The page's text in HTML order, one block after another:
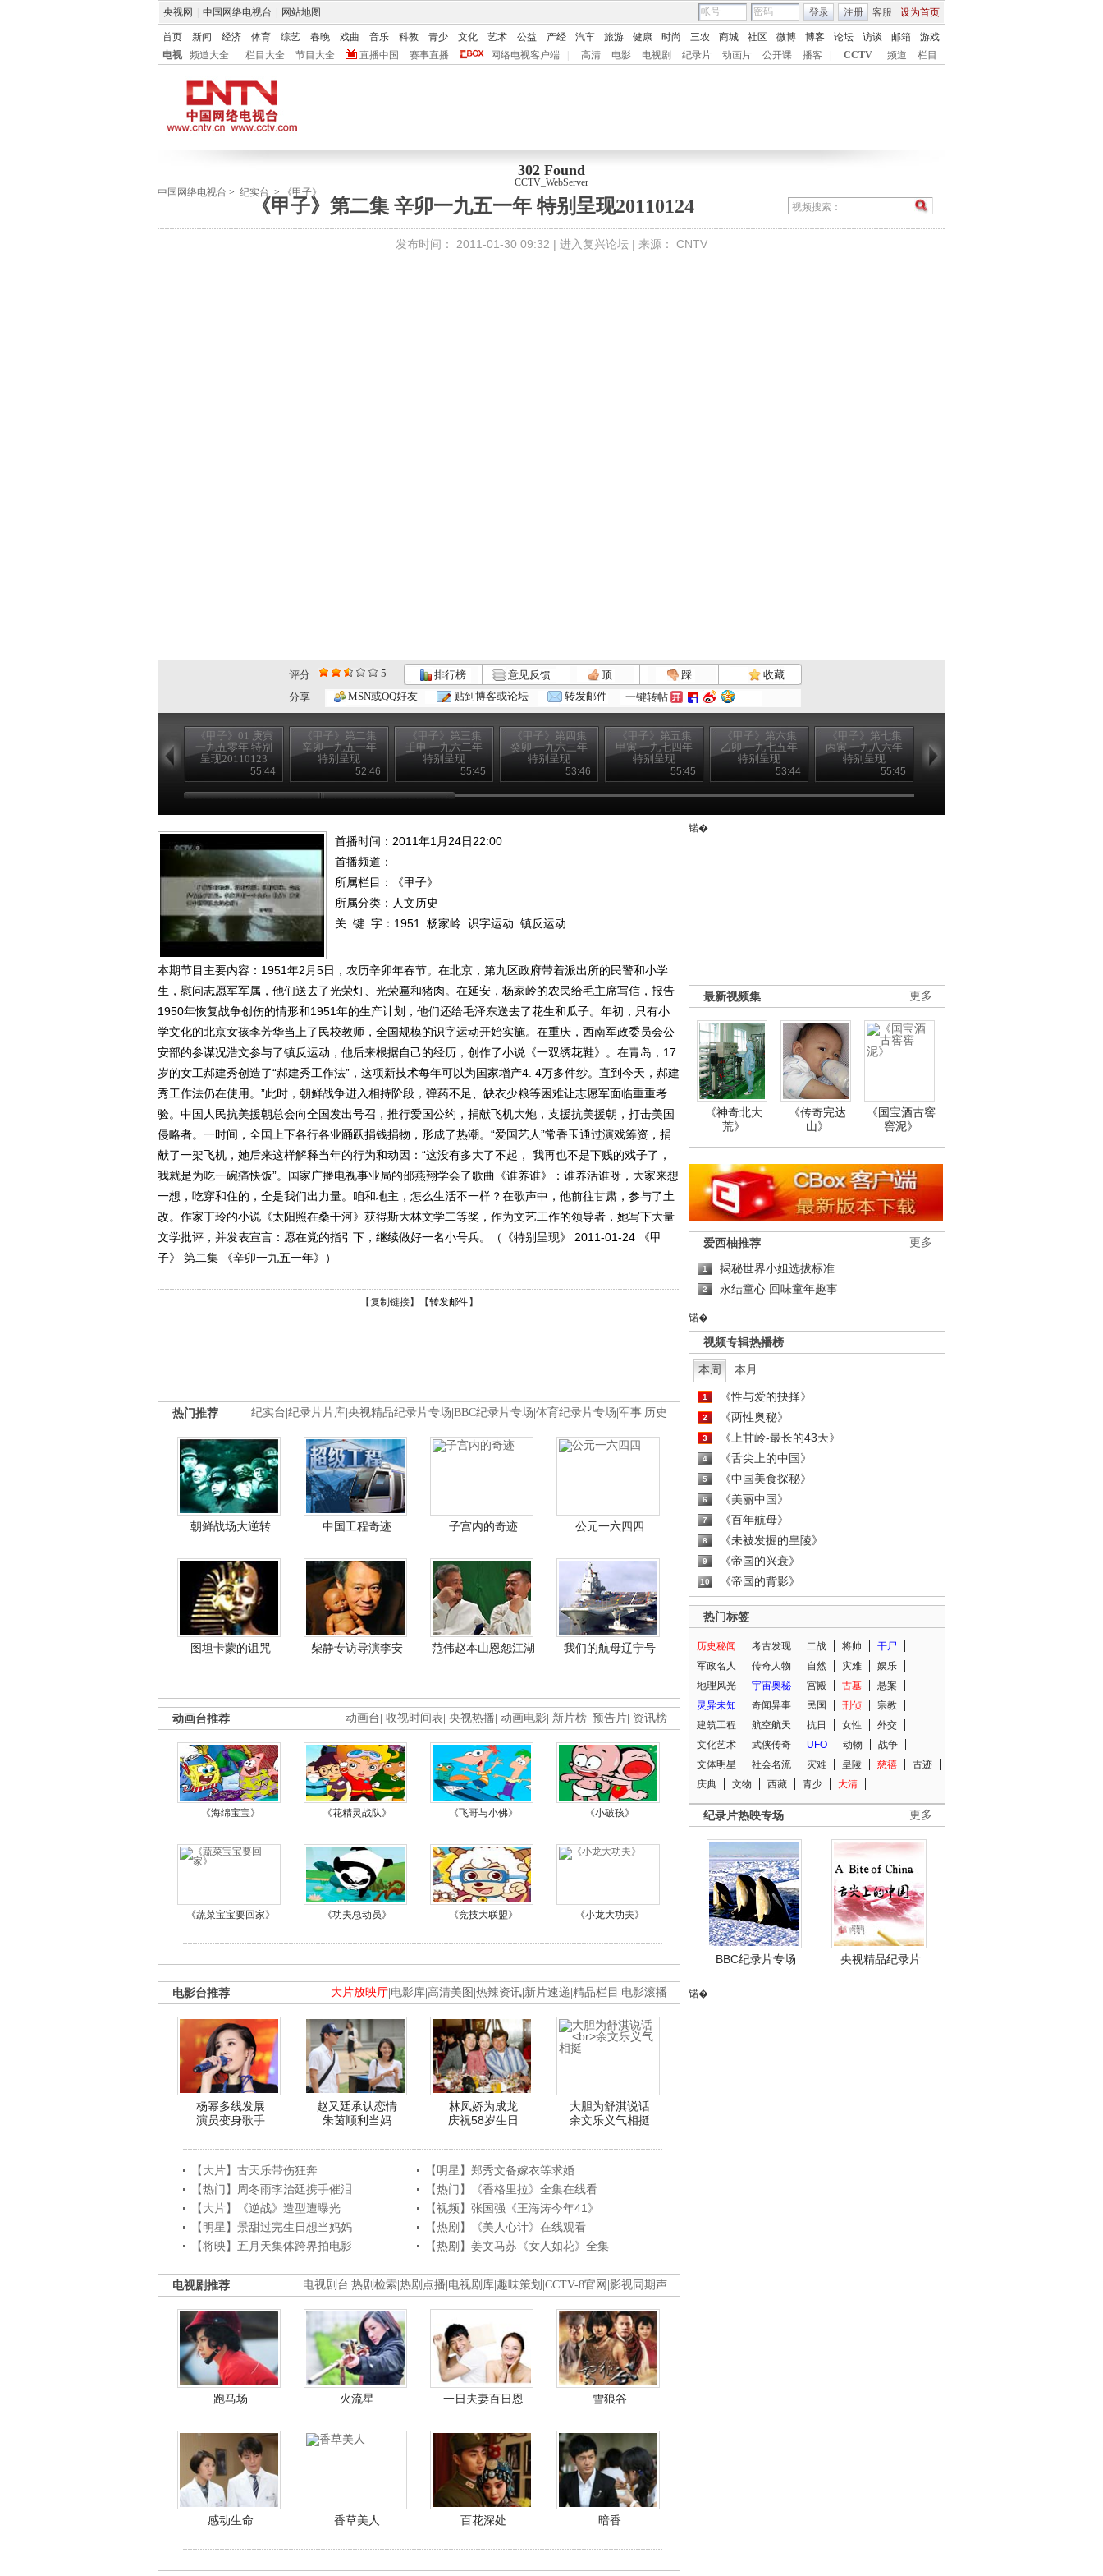
央视网 中国网络电视台 网站地图 客服 设为首页
登录 注册
首页 新闻 经济 体育 综艺 春晚 戏曲 音乐 科教 青少 文化 艺术 公益 产经 汽车 旅游 健康 时尚 三农 商城 社区 微博 博客 论坛 访谈 邮箱
游戏
电视
频道大全 栏目大全 节目大全 直播中国 赛事直播 网络电视客户端 高清 电影 电视剧 纪录片 动画片 公开课 播客 CCTV 频道 栏目
302 Found
CCTV_WebServer
中国网络电视台 > 纪实台 > 《甲子》
《甲子》第二集 辛卯一九五一年 特别呈现20110124
发布时间： 2011-01-30 09:32 | 进入复兴论坛 | 来源： CNTV
评分 5 排行榜 意见反馈 顶 踩
收藏
分享
MSN或QQ好友 贴到博客或论坛 转发邮件 一键转帖
《甲子》01 庚寅
一九五零年 特别
呈现20110123
55:44
《甲子》第二集
辛卯一九五一年
特别呈现
2011012452:46
《甲子》第三集
壬申 一九六二年
特别呈现
2011012555:45
《甲子》第四集
癸卯 一九六三年
特别呈现
2011012653:46
《甲子》第五集
甲寅 一九七四年
特别呈现
2011012755:45
《甲子》第六集
乙卯 一九七五年
特别呈现
2011012853:44
《甲子》第七集
丙寅 一九八六年
特别呈现
2011012955:45
丁卯 一九八七年
首播时间：2011年1月24日22:00
首播频道：
所属栏目：
《甲子》
所属分类：人文历史
关 键 字： 1951 杨家岭 识字运动 镇反运动
本期节目主要内容：1951年2月5日，农历辛卯年春节。在北京，第九区政府带着派出所的民警和小学
生，慰问志愿军军属，他们送去了光荣灯、光荣匾和猪肉。在延安，杨家岭的农民给毛主席写信，报告
1950年恢复战争创伤的情形和1951年的生产计划，他们还给毛泽东送去了花生和瓜子。年初，只有小
学文化的北京女孩李芳华当上了民校教师，全国规模的识字运动开始实施。在重庆，西南军政委员会公
安部的参谋况浩文参与了镇反运动，他后来根据自己的经历，创作了小说《一双绣花鞋》。在青岛，17
岁的女工郝建秀创造了“郝建秀工作法”，这项新技术每年可以为国家增产4. 4万多件纱。直到今天，郝建
秀工作法仍在使用。”此时，朝鲜战争进入相持阶段，弹药不足、缺衣少粮等困难让志愿军面临重重考
验。中国人民抗美援朝总会向全国发出号召，推行爱国公约，捐献飞机大炮，支援抗美援朝，打击美国
侵略者。一时间，全国上下各行各业踊跃捐钱捐物，形成了热潮。“爱国艺人”常香玉通过演戏筹资，捐
献了一架飞机，她后来这样解释当年的行为和动因：“这没有多大了不起， 我再也不是下贱的戏子了，
我就是为吃一碗痛快饭”。国家广播电视事业局的邵燕翔学会了歌曲《谁养谁》：谁养活谁呀，大家来想
一想，吃穿和住的，全是我们出力量。咱和地主，怎么生活不一样？在歌声中，他前往甘肃，参与了土
改。作家丁玲的小说《太阳照在桑干河》获得斯大林文学二等奖，作为文艺工作的领导者，她写下大量
文学批评，并发表宣言：愿在党的指引下，继续做好一名小号兵。（《特别呈现》 2011-01-24 《甲
子》 第二集 《辛卯一九五一年》）
【复制链接】【转发邮件 】
纪实台 纪录片片库 央视精品纪录片专场 BBC纪录片专场 体育纪录片专场 军事 历史
热门推荐
朝鲜战场大逆转 中国工程奇迹 子宫内的奇迹 公元一六四四
图坦卡蒙的诅咒 柴静专访导演李安 范伟赵本山恩怨江湖 我们的航母辽宁号
动画台 收视时间表 央视热播 动画电影 新片榜 预告片 资讯榜
动画台推荐
《海绵宝宝》 《花精灵战队》 《飞哥与小佛》 《小破孩》
《蔬菜宝宝要回家》 《功夫总动员》 《竞技大联盟》 《小龙大功夫》
大片放映厅 电影库 高清美图 热辣资讯 新片速递 精品栏目 电影滚播
电影台推荐
杨幂多线发展
演员变身歌手
赵又廷承认恋情
朱茵顺利当妈
林凤娇为成龙
庆祝58岁生日
大胆为舒淇说话
余文乐义气相挺
【大片】古天乐带伤狂奔
【明星】郑秀文备嫁衣等求婚
【热门】周冬雨李治廷携手催泪
【热门】《香格里拉》全集在线看
【大片】《逆战》造型遭曝光
【视频】张国强《王海涛今年41》
【明星】景甜过完生日想当妈妈
【热剧】《美人心计》在线观看
【将映】五月天集体跨界拍电影
【热剧】姜文马苏《女人如花》全集
电视剧台 热剧检索 热剧点播 电视剧库 趣味策划 CCTV-8官网 影视同期声
电视剧推荐
跑马场 火流星 一日夫妻百日恩 雪狼谷
感动生命 香草美人 百花深处 暗香
锘�
更多
最新视频集
《神奇北大
荒》
《传奇完达
山》
《国宝酒古窖
窖泥》
更多
爱西柚推荐
1 揭秘世界小姐选拔标准
2 永结童心 回味童年趣事
锘�
视频专辑热播榜
本周 本月
1 《性与爱的抉择》
2 《两性奥秘》
3 《上甘岭-最长的43天》
4 《舌尖上的中国》
5 《中国美食探秘》
6 《美丽中国》
7 《百年航母》
8 《未被发掘的皇陵》
9 《帝国的兴衰》
10 《帝国的背影》
热门标签
历史秘闻 考古发现 二战 将帅
干尸
军政名人
传奇人物 自然 灾难
娱乐
地理风光
宇宙奥秘 宫殿 古墓
悬案
灵异未知
奇闻异事 民国 刑侦
宗教
建筑工程
航空航天 抗日 女性
外交
文化艺术
武侠传奇 UFO 动物
战争
文体明星
社会名流 灾难 皇陵 慈禧
古迹
庆典
文物 西藏 青少 大清
更多
纪录片热映专场
BBC纪录片专场 央视精品纪录片
锘�